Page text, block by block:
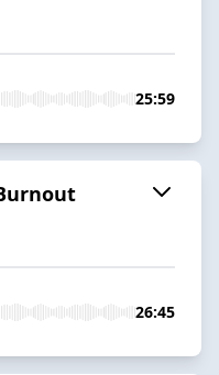
25:59
26:45